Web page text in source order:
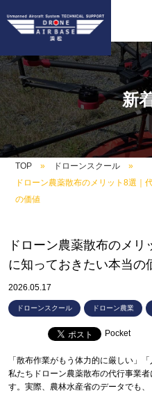
新
TOP
ドローンスクール
ドローン農薬散布のメリット8選｜
の価値
ドローン農薬散布のメ
に知っておきたい本当の
2026.05.17
ドローンスクール ドローン農業
Pocket
「散布作業がもう体力的に厳しい」
私たちドローン農薬散布の代行事業
す。実際、農林水産省のデータでも